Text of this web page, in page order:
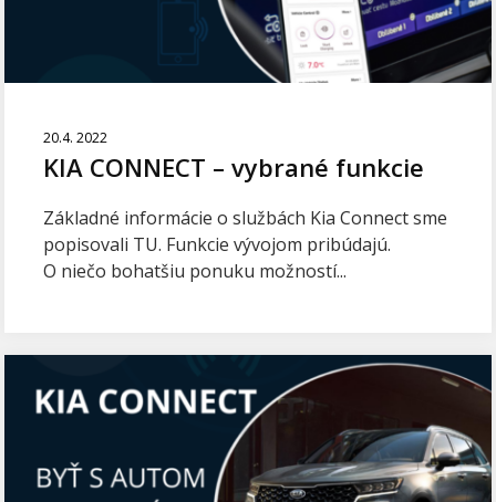
20.4. 2022
KIA CONNECT – vybrané funkcie
Základné informácie o službách Kia Connect sme
popisovali TU. Funkcie vývojom pribúdajú.
O niečo bohatšiu ponuku možností...